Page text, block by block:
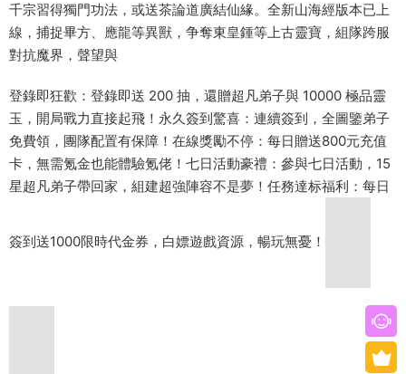
千宗習得獨門功法，或送茶論道廣結仙緣。全新山海經版本已上
線，捕捉畢方、應龍等異獸，争奪東皇鍾等上古靈寶，組隊跨服
對抗魔界，聲望與
登錄即狂歡：登錄即送 200 抽，還贈超凡弟子與 10000 極品靈
玉，開局戰力直接起飛！永久簽到驚喜：連續簽到，全圖鑒弟子
免費領，團隊配置有保障！在線獎勵不停：每日贈送800元充值
卡，無需氪金也能體驗氪佬！七日活動豪禮：參與七日活動，15
星超凡弟子帶回家，組建超強陣容不是夢！任務達标福利：每日
簽到送1000限時代金券，白嫖遊戲資源，暢玩無憂！